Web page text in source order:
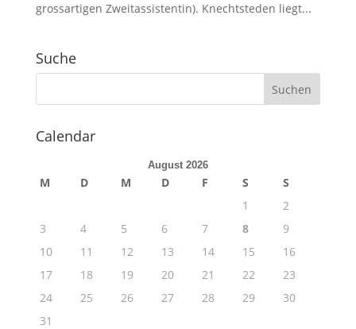
grossartigen Zweitassistentin). Knechtsteden liegt...
Suche
Calendar
August 2026
M D M D F S
S
1
2
3
4 5 6 7 8
9
10
11 12 13 14 15
16
17
18 19 20 21 22
23
24
25 26 27 28 29
30
31